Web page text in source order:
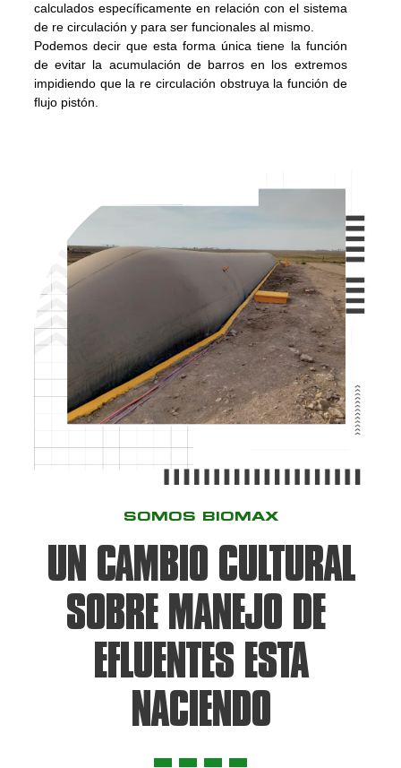
calculados específicamente en relación con el sistema
de re circulación y para ser funcionales al mismo.
Podemos decir que esta forma única tiene la función
de evitar la acumulación de barros en los extremos
impidiendo que la re circulación obstruya la función de
flujo pistón.
SOMOS BIOMAX
UN CAMBIO CULTURAL
SOBRE MANEJO DE
EFLUENTES ESTA
NACIENDO